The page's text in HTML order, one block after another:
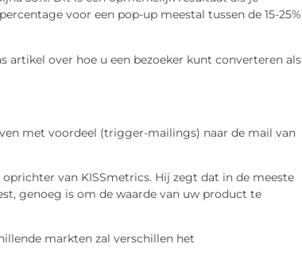
voor een pop-up meestal tussen de 15-25%
artikel over hoe u een bezoeker kunt converteren als
met voordeel (trigger-mailings) naar de mail van
van KISSmetrics. Hij zegt dat in de meeste
genoeg is om de waarde van uw product te
markten zal verschillen het